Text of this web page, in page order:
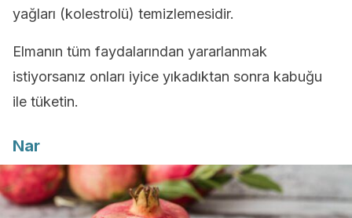
yağları (kolestrolü) temizlemesidir.
Elmanın tüm faydalarından yararlanmak
istiyorsanız onları iyice yıkadıktan sonra kabuğu
ile tüketin.
Nar